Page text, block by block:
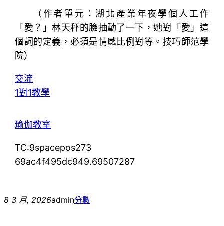
（作者單元：湖北產業年夜學個人工作
「愛？」林天秤的臉抽動了一下，她對「愛」這
個詞的定義，必須是情感比例對等。技巧師范學
院）
交流
1對1教學
瑜伽教室
TC:9spacepos273
69ac4f495dc949.69507287
8 3 月, 2026admin分數